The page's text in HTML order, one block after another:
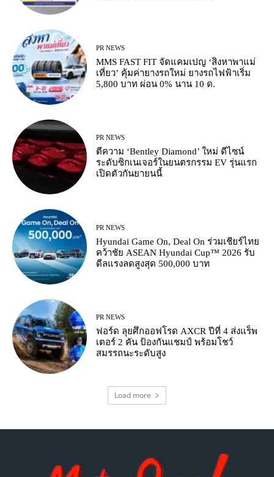
PR NEWS
MMS FAST FIT จัดแคมเปญ ‘สิงหาพาแม่
เที่ยว’ คุ้มค่ายางรถใหม่ ยางรถไฟฟ้าเริ่ม
5,800 บาท ผ่อน 0% นาน 10 ด.
PR NEWS
ตีความ ‘Bentley Diamond’ ใหม่ ดีไซน์
ระดับซิกเนเจอร์ในยนตรกรรม EV รุ่นแรก
เปิดตัวกันยายนนี้
PR NEWS
Hyundai Game On, Deal On ร่วมเชียร์ไทย
คว้าชัย ASEAN Hyundai Cup™ 2026 รับ
ดีลแรงลดสูงสุด 500,000 บาท
PR NEWS
ฟอร์ด ลุยศึกออฟโรด AXCR ปีที่ 4 ส่งแร็พ
เตอร์ 2 คัน ป้องกันแชมป์ พร้อมโชว์
สมรรถนะระดับสูง
Load more